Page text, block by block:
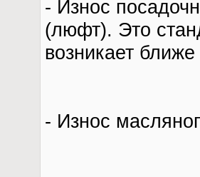
- Износ
(люфт). Это
возникает
- Износ